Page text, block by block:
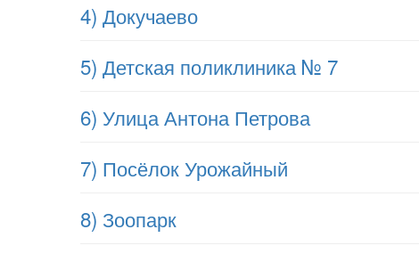
4) Докучаево
5) Детская поликлиника № 7
6) Улица Антона Петрова
7) Посёлок Урожайный
8) Зоопарк